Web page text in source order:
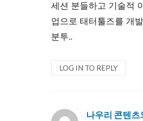
세션 분들하고 기술적
업으로 태터툴즈를 개
분투..
LOG IN TO REPLY
나우리 콘텐츠